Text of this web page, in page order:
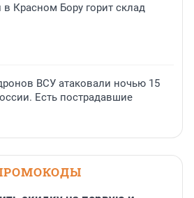
в Красном Бору горит склад
ВСУ атаковали ночью 15
Есть пострадавшие